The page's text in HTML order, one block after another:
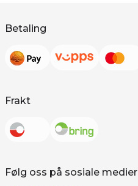
Betaling
Frakt
Følg oss på sosiale medier